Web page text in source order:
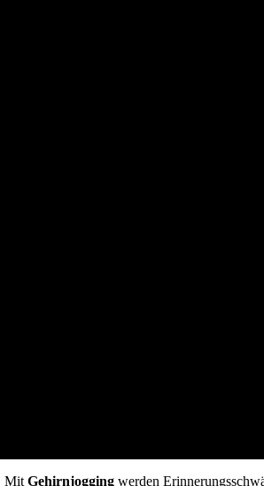
Mit Gehirnjogging werden